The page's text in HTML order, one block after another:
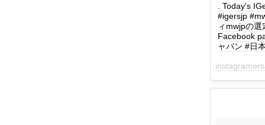
. Today's
#igersjp
ィmwjpの
Facebook
ャパン #日